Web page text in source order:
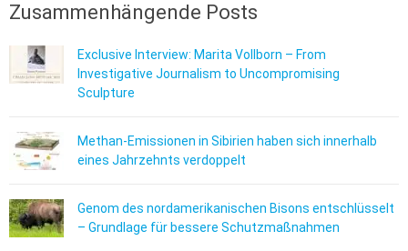
Zusammenhängende Posts
Exclusive Interview: Marita Vollborn – From
Investigative Journalism to Uncompromising
Sculpture
Methan-Emissionen in Sibirien haben sich innerhalb
eines Jahrzehnts verdoppelt
Genom des nordamerikanischen Bisons entschlüsselt
– Grundlage für bessere Schutzmaßnahmen